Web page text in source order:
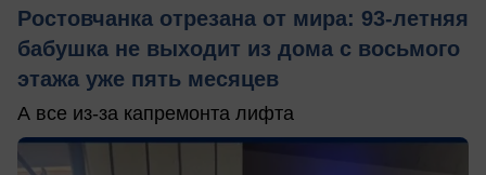
Ростовчанка отрезана от мира: 93-летняя
бабушка не выходит из дома с восьмого
этажа уже пять месяцев
А все из-за капремонта лифта